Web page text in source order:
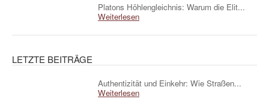
Platons Höhlengleichnis: Warum die Elit...
Weiterlesen
LETZTE BEITRÄGE
Authentizität und Einkehr: Wie Straßen...
Weiterlesen